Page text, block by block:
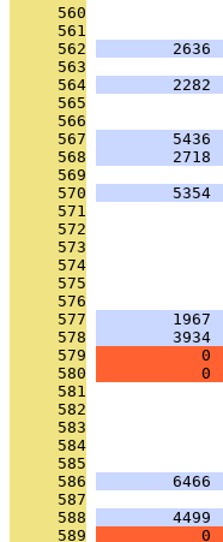
     560
     561
     562
2636
     563
     564
2282
     565
     566
     567
5436
     568
2718
     569
     570
5354
     571
     572
     573
     574
     575
     576
     577
1967
     578
3934
     579
0
     580
0
     581
     582
     583
     584
     585
     586
6466
     587
     588
4499
     589
0